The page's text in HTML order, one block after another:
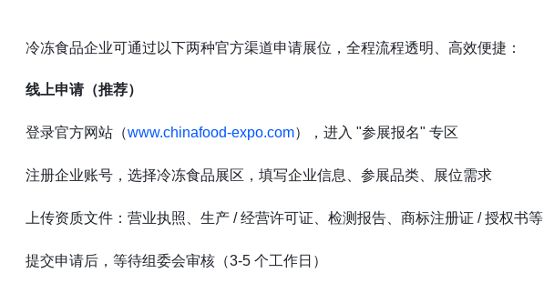
冷冻食品企业可通过以下两种官方渠道申请展位，全程流程透明、高效便捷：
线上申请（推荐）
登录官方网站（www.chinafood-expo.com），进入 "参展报名" 专区
注册企业账号，选择冷冻食品展区，填写企业信息、参展品类、展位需求
上传资质文件：营业执照、生产 / 经营许可证、检测报告、商标注册证 / 授权书等
提交申请后，等待组委会审核（3-5 个工作日）